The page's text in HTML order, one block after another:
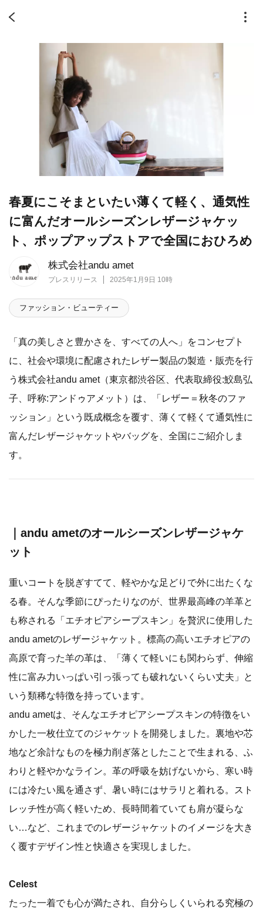
株式会社andu amet
プレスリリース 2025年1月9日 10時
春夏にこそまといたい薄くて軽く、通気性
に富んだオールシーズンレザージャケッ
ト、ポップアップストアで全国におひろめ
ファッション・ビューティー
「真の美しさと豊かさを、すべての人へ」をコンセプト
に、社会や環境に配慮されたレザー製品の製造・販売を行
う株式会社andu amet（東京都渋谷区、代表取締役:鮫島弘
子、呼称:アンドゥアメット）は、「レザー＝秋冬のファ
ッション」という既成概念を覆す、薄くて軽くて通気性に
富んだレザージャケットやバッグを、全国にご紹介しま
す。
｜andu ametのオールシーズンレザージャケ
ット
重いコートを脱ぎすてて、軽やかな足どりで外に出たくな
る春。そんな季節にぴったりなのが、世界最高峰の羊革と
も称される「エチオピアシープスキン」を贅沢に使用した
andu ametのレザージャケット。標高の高いエチオピアの
高原で育った羊の革は、「薄くて軽いにも関わらず、伸縮
性に富み力いっぱい引っ張っても破れないくらい丈夫」と
いう類稀な特徴を持っています。
andu ametは、そんなエチオピアシープスキンの特徴をい
かした一枚仕立てのジャケットを開発しました。裏地や芯
地など余計なものを極力削ぎ落としたことで生まれる、ふ
わりと軽やかなライン。革の呼吸を妨げないから、寒い時
には冷たい風を通さず、暑い時にはサラリと着れる。スト
レッチ性が高く軽いため、長時間着ていても肩が凝らな
い…など、これまでのレザージャケットのイメージを大き
く覆すデザイン性と快適さを実現しました。
Celest
たった一着でも心が満たされ、自分らしくいられる究極の